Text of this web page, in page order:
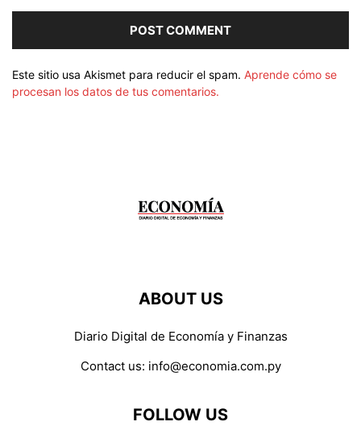
Este sitio usa Akismet para reducir el spam. Aprende cómo se
procesan los datos de tus comentarios.
ABOUT US
Diario Digital de Economía y Finanzas
Contact us: info@economia.com.py
FOLLOW US